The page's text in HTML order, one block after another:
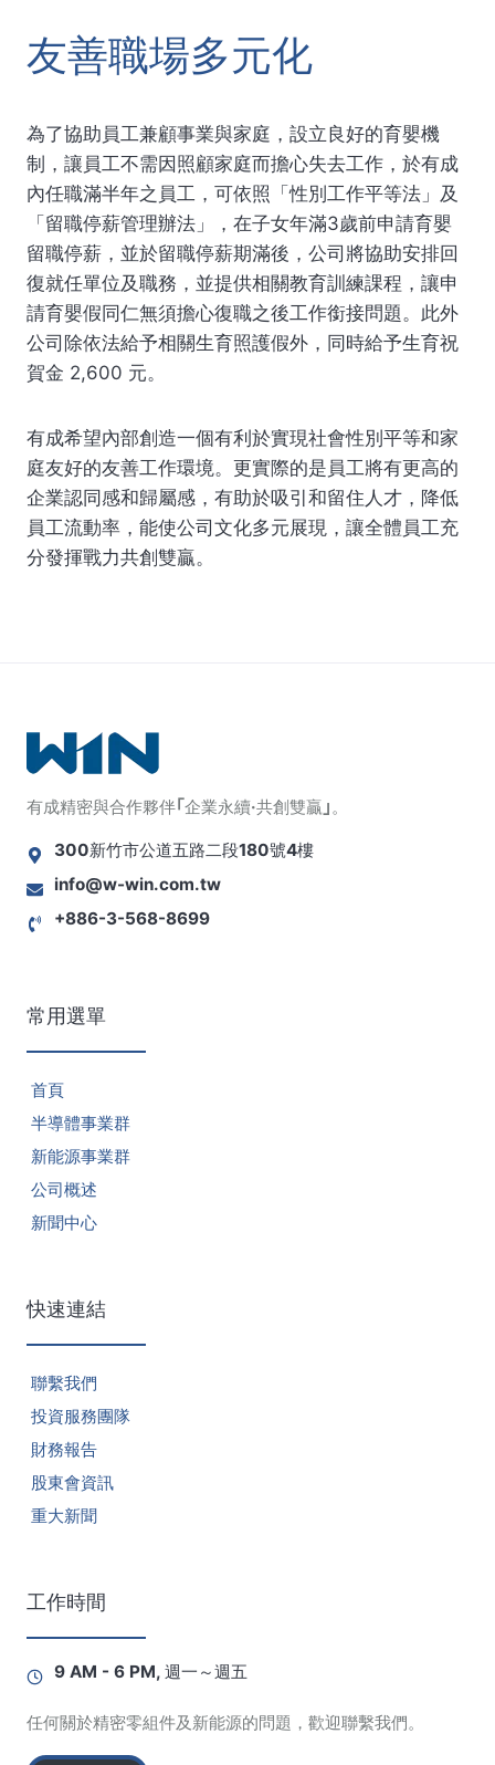
友善職場多元化
為了協助員工兼顧事業與家庭，設立良好的育嬰機
制，讓員工不需因照顧家庭而擔心失去工作，於有成
內任職滿半年之員工，可依照「性別工作平等法」及
「留職停薪管理辦法」，在子女年滿3歲前申請育嬰
留職停薪，並於留職停薪期滿後，公司將協助安排回
復就任單位及職務，並提供相關教育訓練課程，讓申
請育嬰假同仁無須擔心復職之後工作銜接問題。此外
公司除依法給予相關生育照護假外，同時給予生育祝
賀金 2,600 元。
有成希望內部創造一個有利於實現社會性別平等和家
庭友好的友善工作環境。更實際的是員工將有更高的
企業認同感和歸屬感，有助於吸引和留住人才，降低
員工流動率，能使公司文化多元展現，讓全體員工充
分發揮戰力共創雙贏。
有成精密與合作夥伴｢企業永續·共創雙贏｣。
300新竹市公道五路二段180號4樓
info@w-win.com.tw
+886-3-568-8699
常用選單
首頁
半導體事業群
新能源事業群
公司概述
新聞中心
快速連結
聯繫我們
投資服務團隊
財務報告
股東會資訊
重大新聞
工作時間
9 AM - 6 PM, 週一～週五
任何關於精密零組件及新能源的問題，歡迎聯繫我們。